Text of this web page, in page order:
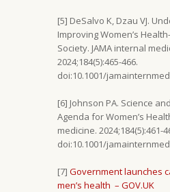
[5] DeSalvo K, Dzau VJ.
Improving Women’s
Society. JAMA internal
2024;184(5):465-466.
doi:10.1001/
[6] Johnson PA. Science
Agenda for Women’s
medicine. 2024;184(5):461-
doi:10.1001/
[7] Government launches
men’s health – GOV.UK